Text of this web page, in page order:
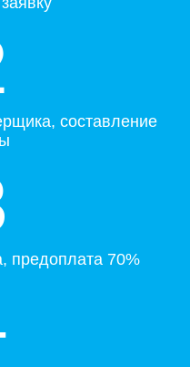
составление
предоплата 70%